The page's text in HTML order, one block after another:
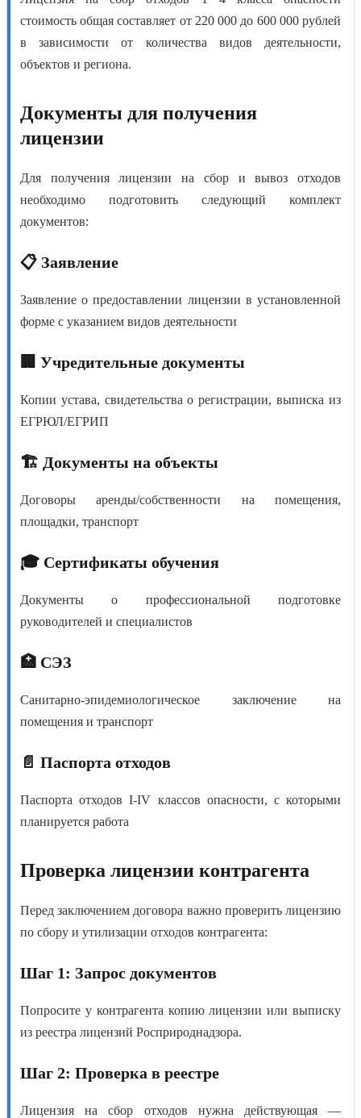
стоимость общая составляет от 220 000 до 600 000 рублей
в зависимости от количества видов деятельности,
объектов и региона.
Документы для получения
лицензии
Для получениялицензии на сбор и вывоз отходов
необходимо подготовить следующий комплект
документов:
📋 Заявление
Заявление о предоставлении лицензии в установленной
форме с указанием видов деятельности
🏢 Учредительные документы
Копии устава, свидетельства о регистрации, выписка из
ЕГРЮЛ/ЕГРИП
🏗️ Документы на объекты
Договоры аренды/собственности на помещения,
площадки, транспорт
🎓 Сертификаты обучения
Документы о профессиональной подготовке
руководителей и специалистов
🏥 СЭЗ
Санитарно-эпидемиологическое заключение на
помещения и транспорт
📄 Паспорта отходов
Паспорта отходов I-IV классов опасности, с которыми
планируется работа
Проверка лицензии контрагента
Перед заключением договора важно проверить лицензию
по сбору и утилизации отходов контрагента:
Шаг 1: Запрос документов
Попросите у контрагента копию лицензии или выписку
из реестра лицензий Росприроднадзора.
Шаг 2: Проверка в реестре
Лицензия на сбор отходов нужна действующая —